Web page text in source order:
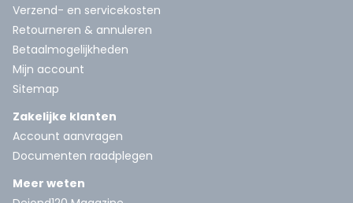
Verzend- en servicekosten
Retourneren & annuleren
Betaalmogelijkheden
Mijn account
Sitemap
Zakelijke klanten
Account aanvragen
Documenten raadplegen
Meer weten